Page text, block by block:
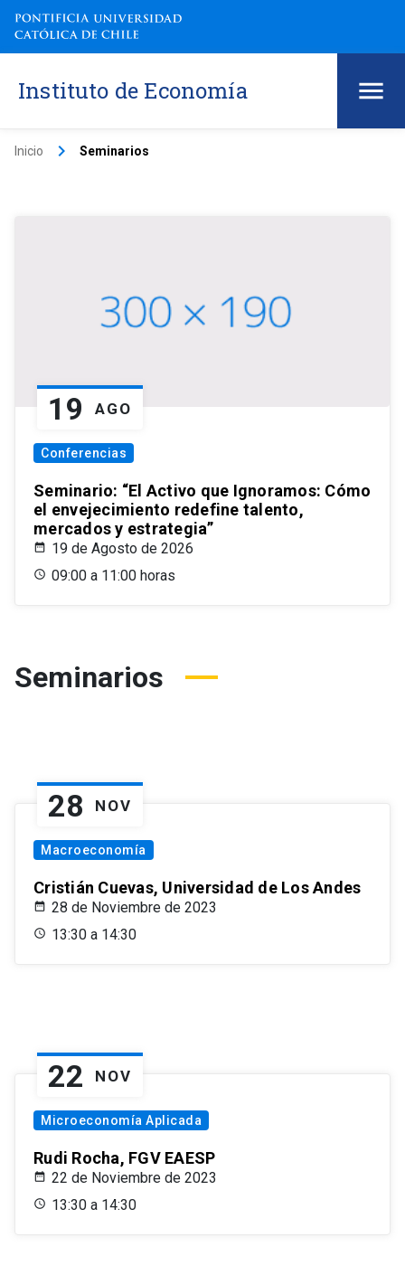
Instituto de Economía
Inicio keyboard_arrow_right Seminarios
19 AGO
Conferencias
Seminario: “El Activo que Ignoramos: Cómo
el envejecimiento redefine talento,
mercados y estrategia”
19 de Agosto de 2026
09:00 a 11:00 horas
Seminarios
28 NOV
Macroeconomía
Cristián Cuevas, Universidad de Los Andes
28 de Noviembre de 2023
13:30 a 14:30
22 NOV
Microeconomía Aplicada
Rudi Rocha, FGV EAESP
22 de Noviembre de 2023
13:30 a 14:30